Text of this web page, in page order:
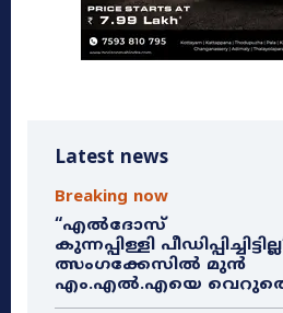
Latest news
Breaking now
“എൽദോസ്
കുന്നപ്പിള്ളി
ത്സംഗക്കേസിൽ മുൻ
എം.എൽ.എയെ